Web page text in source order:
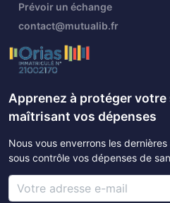
Prévoir un échange
contact@mutualib.fr
Apprenez à protéger
maîtrisant vos dépenses
Nous vous enverrons les
sous contrôle vos dépenses de